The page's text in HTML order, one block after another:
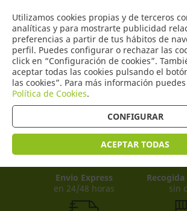
Utilizamos cookies propias y de terceros
analíticas y para mostrarte publicidad
preferencias a partir de tus hábitos de
perfil. Puedes configurar o rechazar las
click en “Configuración de cookies”.
aceptar todas las cookies pulsando el
las cookies”. Para más información
Política de Cookies.
CONFIGURAR
ACEPTAR TODAS
COMERCIO
DE TORRIJOS
Productos (0)
Envio Express
en 24/48 horas
sin